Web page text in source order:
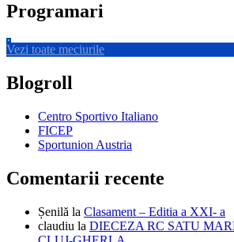
Programari
Vezi toate meciurile
Blogroll
Centro Sportivo Italiano
FICEP
Sportunion Austria
Comentarii recente
Șenilă la Clasament – Editia a XXI- a
claudiu la DIECEZA RC SATU